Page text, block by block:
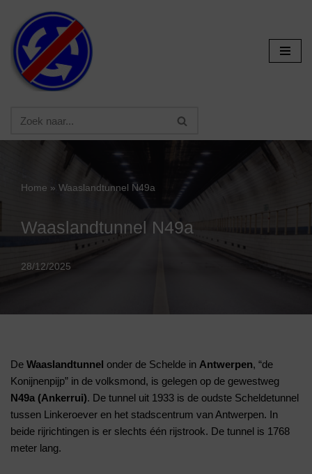
Ga
naar
de
inhoud
Home » Waaslandtunnel N49a
Waaslandtunnel N49a
28/12/2025
De Waaslandtunnel onder de Schelde in Antwerpen, “de
Konijnenpijp” in de volksmond, is gelegen op de gewestweg
N49a (Ankerrui). De tunnel uit 1933 is de oudste Scheldetunnel
tussen Linkeroever en het stadscentrum van Antwerpen. In
beide rijrichtingen is er slechts één rijstrook. De tunnel is 1768
meter lang.